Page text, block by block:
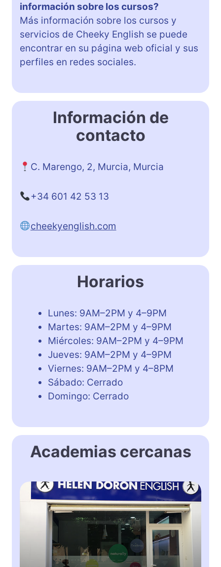
información sobre los cursos?
Más información sobre los cursos y
servicios de Cheeky English se puede
encontrar en su página web oficial y sus
perfiles en redes sociales.
Información de
contacto
C. Marengo, 2, Murcia, Murcia
+34 601 42 53 13
cheekyenglish.com
Horarios
Lunes: 9AM–2PM y 4–9PM
Martes: 9AM–2PM y 4–9PM
Miércoles: 9AM–2PM y 4–9PM
Jueves: 9AM–2PM y 4–9PM
Viernes: 9AM–2PM y 4–8PM
Sábado: Cerrado
Domingo: Cerrado
Academias cercanas
H